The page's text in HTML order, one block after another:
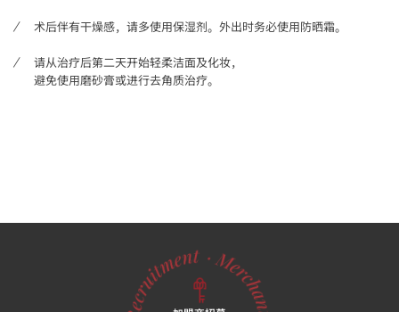
术后伴有干燥感，请多使用保湿剂。外出时务必使用防晒霜。
请从治疗后第二天开始轻柔洁面及化妆，
避免使用磨砂膏或进行去角质治疗。